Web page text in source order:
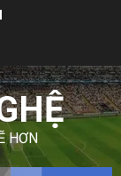
HƠN